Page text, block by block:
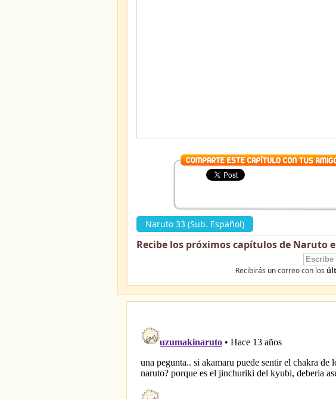
Naruto 33 (Sub. Español)
Recibe los próximos capítulos de Naruto
Recibirás un correo con los